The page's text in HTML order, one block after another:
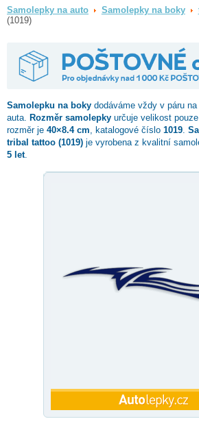
Samolepky na auto Samolepky na boky
(1019)
Samolepku na boky dodáváme vždy v páru
auta.
Rozměr samolepky určuje velikost
rozměr je 40×8.4 cm , katalogové číslo 1019
tribal tattoo (1019) je vyrobena z kvalitní
5 let.